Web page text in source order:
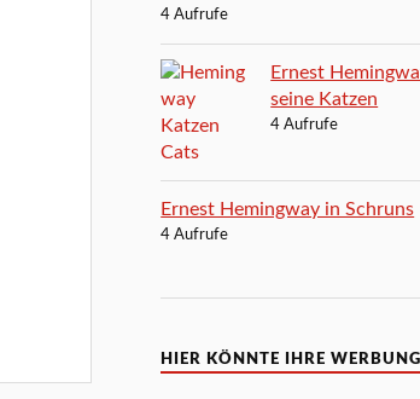
4 Aufrufe
Ernest
seine Katzen
4 Aufrufe
Ernest Hemingway in Schruns
4 Aufrufe
HIER KÖNNTE IHRE